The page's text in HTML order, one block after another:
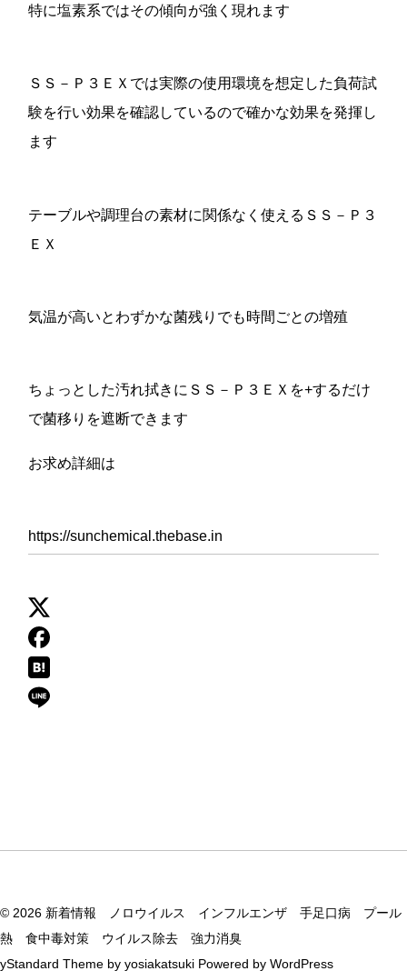
特に塩素系ではその傾向が強く現れます
ＳＳ－Ｐ３ＥＸでは実際の使用環境を想定した負荷試
験を行い効果を確認しているので確かな効果を発揮し
ます
テーブルや調理台の素材に関係なく使えるＳＳ－Ｐ３
ＥＸ
気温が高いとわずかな菌残りでも時間ごとの増殖
ちょっとした汚れ拭きにＳＳ－Ｐ３ＥＸを+するだけ
で菌移りを遮断できます
お求め詳細は
https://sunchemical.thebase.in
© 2026 新着情報 ノロウイルス インフルエンザ 手足口病 プール
熱 食中毒対策 ウイルス除去 強力消臭
yStandard Theme by yosiakatsuki Powered by WordPress